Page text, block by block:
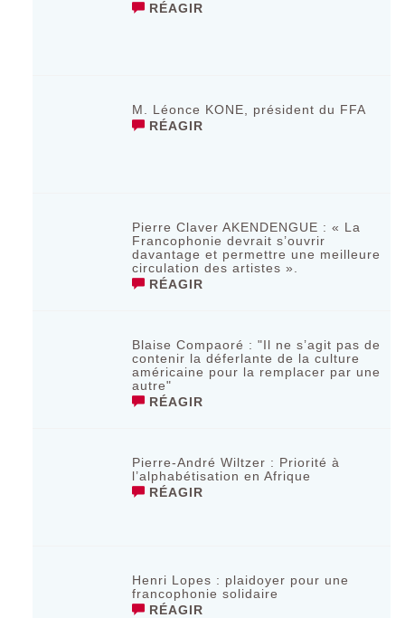
RÉAGIR
M. Léonce KONE, président du FFA
RÉAGIR
Pierre Claver AKENDENGUE : « La
Francophonie devrait s’ouvrir
davantage et permettre une meilleure
circulation des artistes ».
RÉAGIR
Blaise Compaoré : "Il ne s’agit pas de
contenir la déferlante de la culture
américaine pour la remplacer par une
autre"
RÉAGIR
Pierre-André Wiltzer : Priorité à
l’alphabétisation en Afrique
RÉAGIR
Henri Lopes : plaidoyer pour une
francophonie solidaire
RÉAGIR